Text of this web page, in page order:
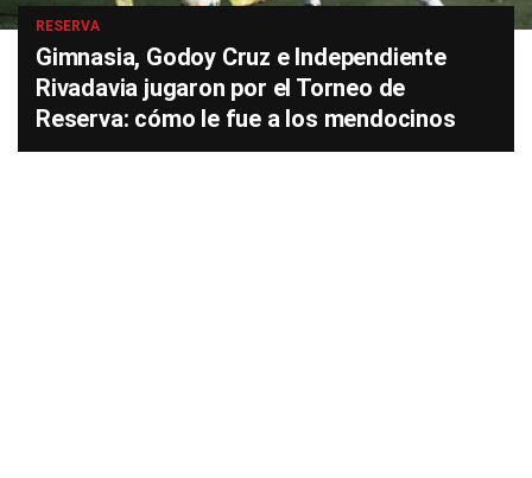
RESERVA
Gimnasia, Godoy Cruz e Independiente
Rivadavia jugaron por el Torneo de
Reserva: cómo le fue a los mendocinos